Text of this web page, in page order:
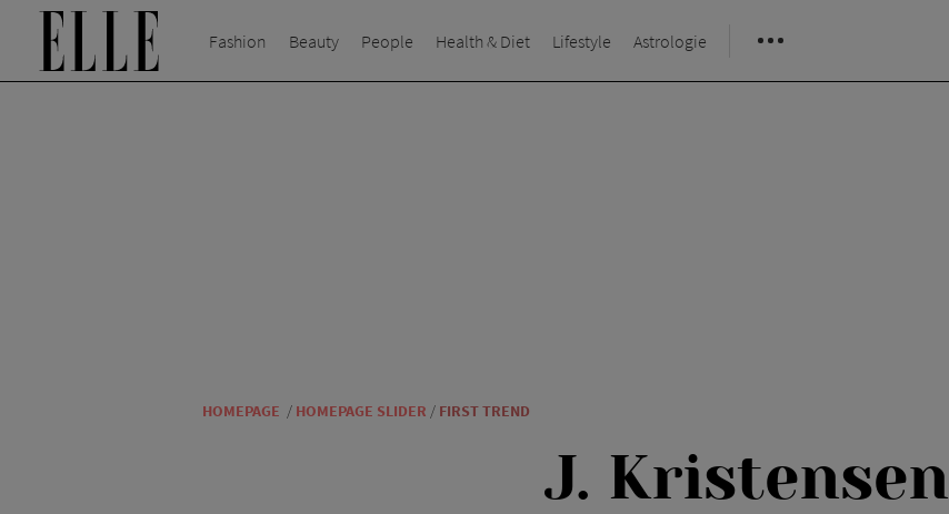
Fashion Beauty People Health & Diet Lifestyle Astrologie
HOMEPAGE / HOMEPAGE SLIDER / FIRST TREND
J. Kristensen